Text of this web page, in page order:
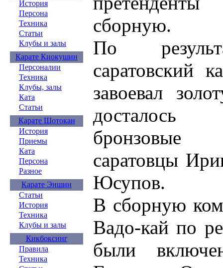
История
Персона
Техника
Статьи
Клубы и залы
Карате Киокушин
Персоналии
Техника
Клубы, залы
Ката
Статьи
Карате Шотокан
История
Приемы
Ката
Персона
Разное
Карате Эншин
Статьи
История
Техника
Клубы и залы
Кикбоксинг
Правила
Техника
сборную.
По
саратовский
завоевал
бронзовые
саратовцы
Юсупов.
В сборную
Вадо-кай по
были